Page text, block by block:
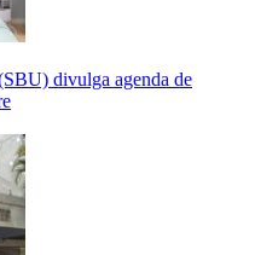
divulga agenda de